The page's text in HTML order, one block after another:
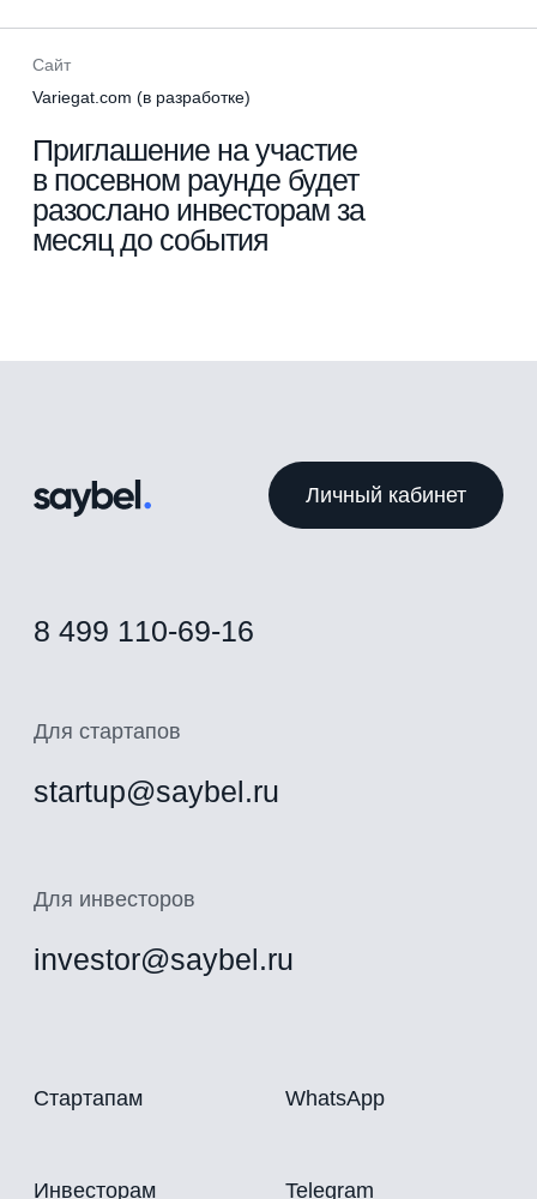
Приглашение на участие
в посевном раунде будет
разослано инвесторам за
месяц до события
Сайт
Variegat.com (в разработке)
Стартапам
Инвесторам
Портфель
Telegram
Instagram
Политика конфиденциальности